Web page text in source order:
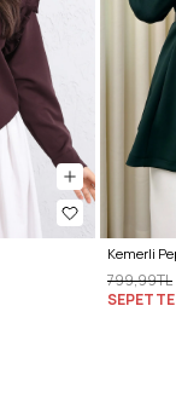
799,99TL
SEPETTE